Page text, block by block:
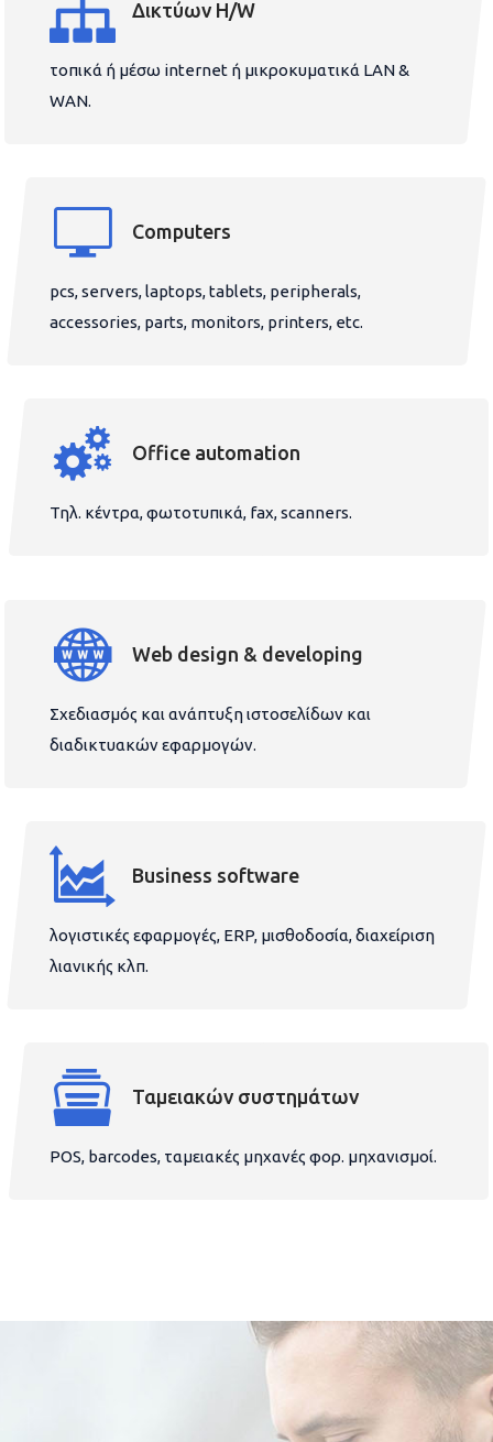
Δικτύων H/W
τοπικά ή μέσω internet ή μικροκυματικά LAN &
WAN.
Computers
pcs, servers, laptops, tablets, peripherals,
accessories, parts, monitors, printers, etc.
Office automation
Τηλ. κέντρα, φωτοτυπικά, fax, scanners.
Web design & developing
Σχεδιασμός και ανάπτυξη ιστοσελίδων και
διαδικτυακών εφαρμογών.
Business software
λογιστικές εφαρμογές, ERP, μισθοδοσία, διαχείριση
λιανικής κλπ.
Ταμειακών συστημάτων
POS, barcodes, ταμειακές μηχανές φορ. μηχανισμοί.